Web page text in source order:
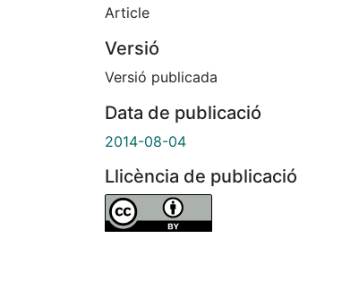
Article
Versió
Versió publicada
Data de publicació
2014-08-04
Llicència de publicació